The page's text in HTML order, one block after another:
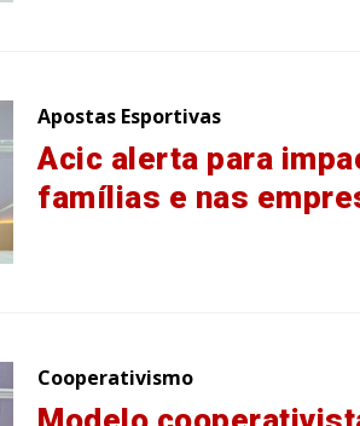
Apostas Esportivas
Acic alerta para
famílias e nas
Cooperativismo